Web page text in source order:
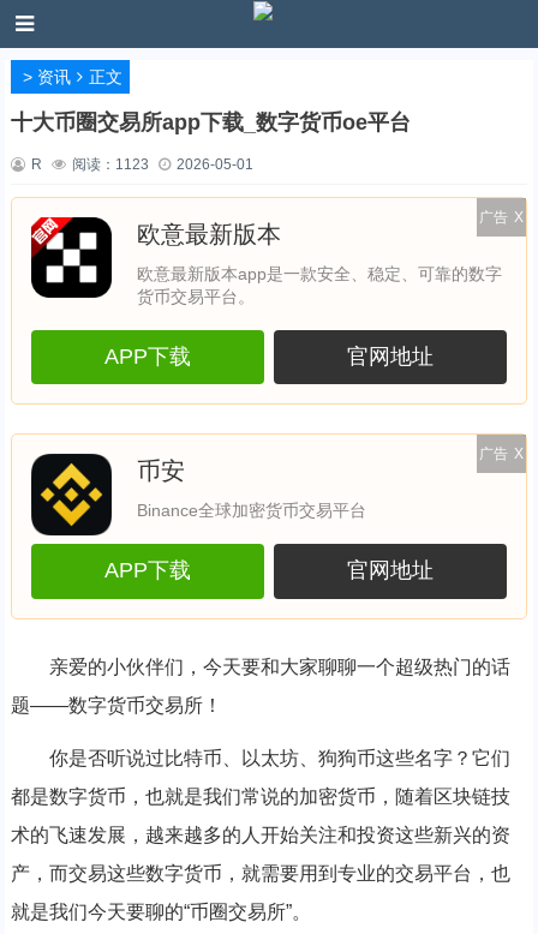
> 资讯 正文
十大币圈交易所app下载_数字货币oe平台
R 阅读： 1123 2026-05-01
广告 X
欧意最新版本
欧意最新版本app是一款安全、稳定、可靠的数字
货币交易平台。
APP下载 官网地址
广告 X
币安
Binance全球加密货币交易平台
APP下载 官网地址
亲爱的小伙伴们，今天要和大家聊聊一个超级热门的话
题——数字货币交易所！
你是否听说过比特币、以太坊、狗狗币这些名字？它们
都是数字货币，也就是我们常说的加密货币，随着区块链技
术的飞速发展，越来越多的人开始关注和投资这些新兴的资
产，而交易这些数字货币，就需要用到专业的交易平台，也
就是我们今天要聊的“币圈交易所”。